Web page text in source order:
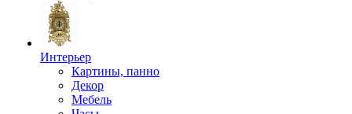
Интерьер
Картины, панно
Декор
Мебель